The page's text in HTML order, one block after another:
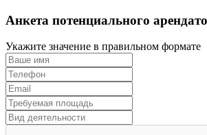
Анкета потенциального
Укажите значение в правильном формате